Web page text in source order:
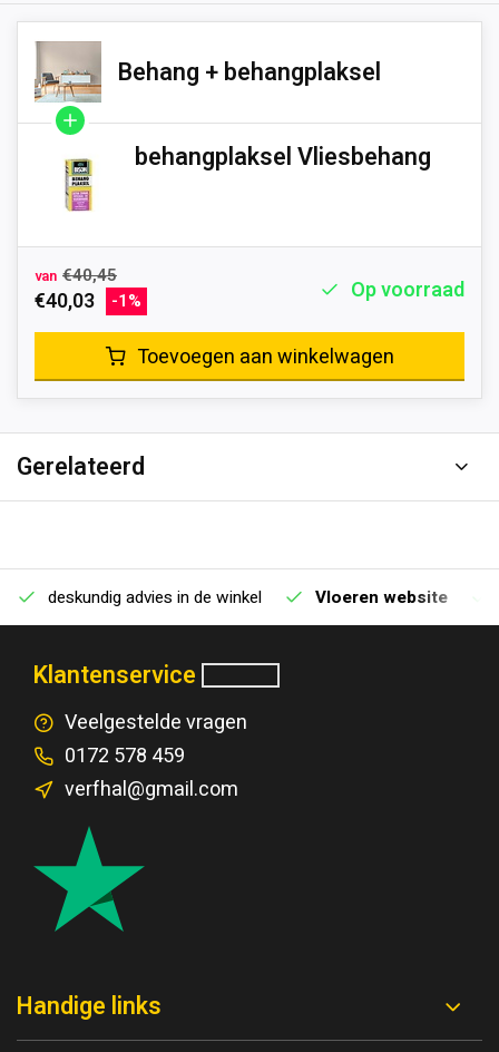
Behang + behangplaksel
behangplaksel Vliesbehang
van €40,45
€40,03 -1% Op voorraad
Toevoegen aan winkelwagen
Gerelateerd
deskundig advies in de winkel Vloeren website
Klantenservice
Veelgestelde vragen
0172 578 459
verfhal@gmail.com
Handige links